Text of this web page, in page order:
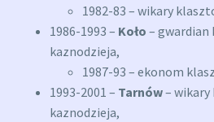
1982-83 – wikary
1986-1993 – Koło – gwardian
kaznodzieja,
1987-93 – ekonom
1993-2001 – Tarnów–
kaznodzieja,